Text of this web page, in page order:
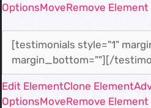
OptionsMoveRemove Element
Edit ElementClone Element
OptionsMoveRemove Element